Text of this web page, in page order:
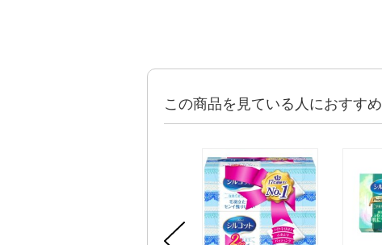
この商品を見ている人におすすめ